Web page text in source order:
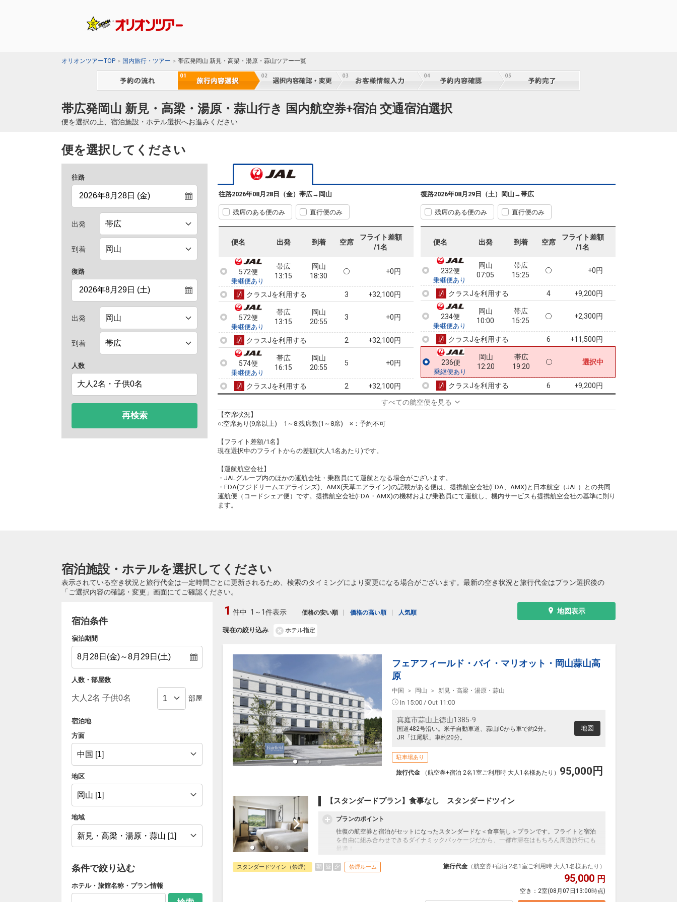
オリオンツアーTOP 国内旅行・ツアー 帯広発岡山 新見・高梁・湯原・蒜山ツアー一覧
帯広発岡山 新見・高梁・湯原・蒜山行き 国内航空券+宿泊 交通宿泊選択
便を選択の上、宿泊施設・ホテル選択へお進みください
便を選択してください
往路
出発
到着
復路
出発
到着
人数
再検索
往路2026年08月28日（金） 帯広→ 岡山
残席のある便のみ 直行便のみ
便名 出発 到着 空席
フライト差額
/1名
570便
乗継便あり
帯広
15:45
2
570便
帯広
09:50
岡山
18:30
選択中
+9,200円
572便
乗継便あり
帯広
13:15
岡山
18:30
+0円
クラスJを利用する 3 +32,100円
572便
乗継便あり
帯広
13:15
岡山
20:55
3 +0円
クラスJを利用する 2 +32,100円
574便
乗継便あり
帯広
16:15
岡山
20:55
5 +0円
クラスJを利用する 2 +32,100円
復路2026年08月29日（土） 岡山 →帯広
残席のある便のみ 直行便のみ
便名 出発 到着 空席
フライト差額
/1名
232便
岡山
07:05
帯広
12:40
+0円
クラスJを利用する 2 +32,100円
232便
乗継便あり
岡山
07:05
帯広
15:25
+0円
クラスJを利用する 4 +9,200円
234便
乗継便あり
岡山
10:00
帯広
15:25
+2,300円
クラスJを利用する 6 +11,500円
236便
乗継便あり
岡山
12:20
帯広
19:20
選択中
クラスJを利用する 6 +9,200円
すべての航空便を見る
【空席状況】
○:空席あり(9席以上) 1～8:残席数(1～8席) ×：予約不可
【フライト差額/1名】
現在選択中のフライトからの差額(大人1名あたり)です。
【運航航空会社】
・JALグループ内のほかの運航会社・乗務員にて運航となる場合がございます。
・FDA(フジドリームエアラインズ)、AMX(天草エアライン)の記載がある便は、提携航空会社(FDA、AMX)と日本航空（JAL）との共同
運航便（コードシェア便）です。提携航空会社(FDA・AMX)の機材および乗務員にて運航し、機内サービスも提携航空会社の基準に則り
ます。
宿泊施設・ホテルを選択してください
表示されている空き状況と旅行代金は一定時間ごとに更新されるため、検索のタイミングにより変更になる場合がございます。最新の空き状況と旅行代金はプラン選択後の
「ご選択内容の確認・変更」画面にてご確認ください。
宿泊条件
宿泊期間
人数・部屋数
部屋
宿泊地
方面
地区
地域
条件で絞り込む
ホテル・旅館名称・プラン情報
地図表示
現在の絞り込み ホテル指定
1 件中 1～1件表示 価格の安い順 価格の高い順 人気順
フェアフィールド・バイ・マリオット・岡山蒜山高
原
中国 岡山 新見・高梁・湯原・蒜山
In 15:00 / Out 11:00
真庭市蒜山上徳山1385-9
国道482号沿い。米子自動車道、蒜山ICから車で約2分。
JR「江尾駅」車約20分。
地図
駐車場あり
旅行代金 （航空券+宿泊 2名1室ご利用時 大人1名様あたり） 95,000 円
【スタンダードプラン】食事なし スタンダードツイン
プランのポイント
往復の航空券と宿泊がセットになったスタンダードな＜食事無し＞プランです。フライトと宿泊
を自由に組み合わせできるダイナミックパッケージだから、一都市滞在はもちろん周遊旅行にも
最適！
フライトは、安心のJAL（またはJALグループ）確約！フライトマイル50%貯まります。
オプションでレンタカーや現地交通・体験プランなどの追加（同時予約）が可能なプランもござ
スタンダードツイン（禁煙） 朝 昼 夕 禁煙ルーム 旅行代金 （航空券+宿泊 2名1室ご利用時 大人1名様あたり）
95,000 円
空き： 2室(08月07日13:00時点)